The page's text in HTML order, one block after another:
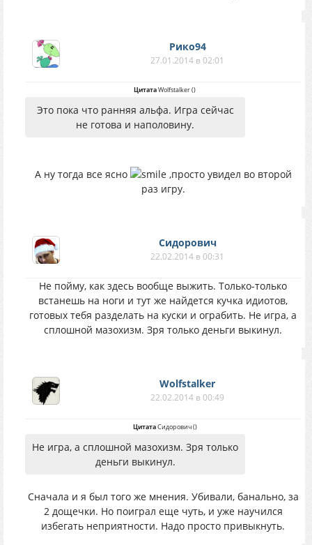
Рико94
27.01.2014 в 02:01
ЦитатаWolfstalker()
Это пока что ранняя альфа. Игра сейчас
не готова и наполовину.
А ну тогда все ясно
,просто увидел во второй
раз игру.
Сидорович
22.02.2014 в 00:31
Не пойму, как здесь вообще выжить. Только-только
встанешь на ноги и тут же найдется кучка идиотов,
готовых тебя разделать на куски и ограбить. Не игра, а
сплошной мазохизм. Зря только деньги выкинул.
Wolfstalker
22.02.2014 в 00:49
ЦитатаСидорович()
Не игра, а сплошной мазохизм. Зря только
деньги выкинул.
Cначала и я был того же мнения. Убивали, банально, за
2 дощечки. Но поиграл еще чуть, и уже научился
избегать неприятности. Надо просто привыкнуть.